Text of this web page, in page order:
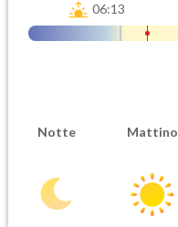
06:13
Notte Mattino